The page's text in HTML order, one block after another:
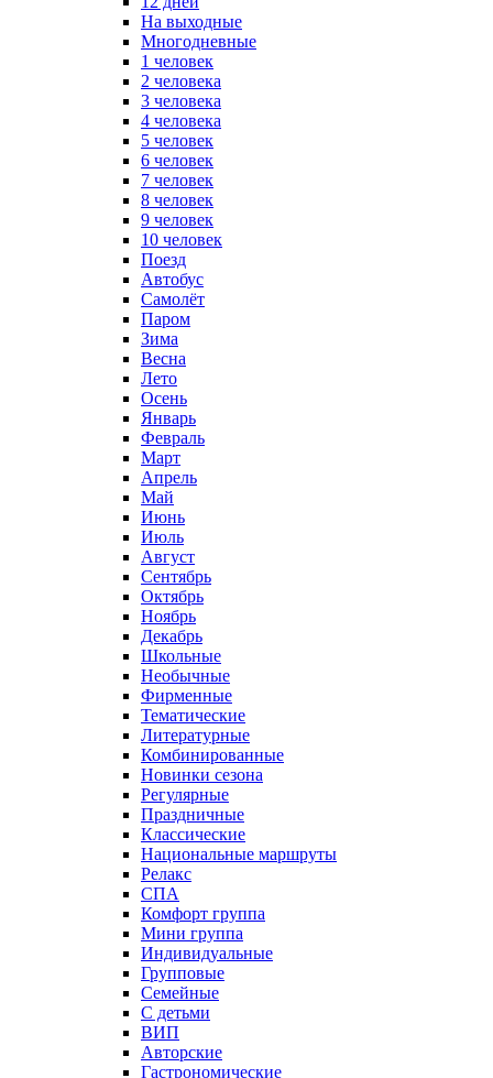
На выходные
Многодневные
1 человек
2 человека
3 человека
4 человека
5 человек
6 человек
7 человек
8 человек
9 человек
10 человек
Поезд
Автобус
Самолёт
Паром
Зима
Весна
Лето
Осень
Январь
Февраль
Март
Апрель
Май
Июнь
Июль
Август
Сентябрь
Октябрь
Ноябрь
Декабрь
Школьные
Необычные
Фирменные
Тематические
Литературные
Комбинированные
Новинки сезона
Регулярные
Праздничные
Классические
Национальные маршруты
Релакс
СПА
Комфорт группа
Мини группа
Индивидуальные
Групповые
Семейные
С детьми
ВИП
Авторские
Гастрономические